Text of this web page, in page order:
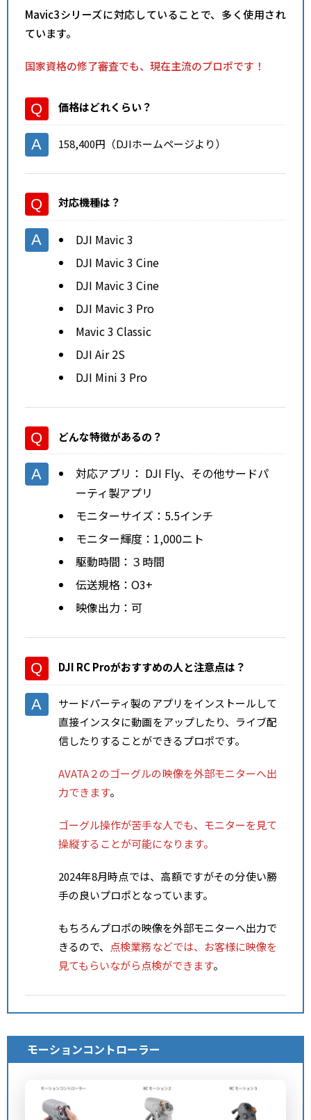
Mavic3シリーズに対応していることで、多く使用され
ています。
国家資格の修了審査でも、現在主流のプロポです！
価格はどれくらい？
158,400円（DJIホームページより）
対応機種は？
DJI Mavic 3
DJI Mavic 3 Cine
DJI Mavic 3 Cine
DJI Mavic 3 Pro
Mavic 3 Classic
DJI Air 2S
DJI Mini 3 Pro
どんな特徴があるの？
対応アプリ： DJI Fly、その他サードパ
ーティ製アプリ
モニターサイズ：5.5インチ
モニター輝度：1,000ニト
駆動時間：３時間
伝送規格：O3+
映像出力：可
DJI RC Proがおすすめの人と注意点は？
サードパーティ製のアプリをインストールして
直接インスタに動画をアップしたり、ライブ配
信したりすることができるプロポです。
AVATA２のゴーグルの映像を外部モニターへ出
力できます。
ゴーグル操作が苦手な人でも、モニターを見て
操縦することが可能になります。
2024年8月時点では、高額ですがその分使い勝
手の良いプロポとなっています。
もちろんプロポの映像を外部モニターへ出力で
きるので、 点検業務などでは、お客様に映像を
見てもらいながら点検ができます。
モーションコントローラー